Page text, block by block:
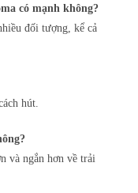
có mạnh không?
đối tượng, kể cả
hút.
và ngắn hơn về trải